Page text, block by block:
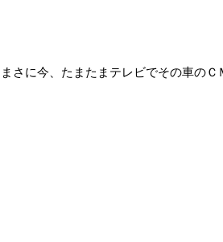
さに今、たまたまテレビでその車のＣ